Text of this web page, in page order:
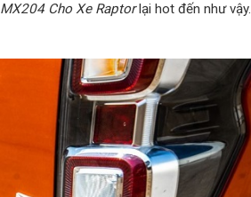
Cho Xe Raptorlại hot đến như vậy.